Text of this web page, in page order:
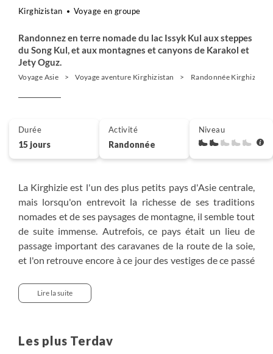
Kirghizistan Voyage en groupe
Randonnez en terre nomade du lac Issyk Kul aux steppes
du Song Kul, et aux montagnes et canyons de Karakol et
Jety Oguz.
Voyage Asie Voyage aventure Kirghizistan Randonnée Kirghizistan
La Kirghizie est l'un des plus petits pays d'Asie centrale,
mais lorsqu'on entrevoit la richesse de ses traditions
nomades et de ses paysages de montagne, il semble tout
de suite immense. Autrefois, ce pays était un lieu de
passage important des caravanes de la route de la soie,
et l'on retrouve encore à ce jour des vestiges de ce passé
Ce voyage propose une itinérance pour découvrir la
diversité des paysages kirghizes, dans des milieu naturels
nomades et leurs troupeaux, qui viennent y chercher les
excellents pâturages d'été ; nous y ferons notre premier
Lire la suite
Les plus Terdav
Durée
15 jours
Activité
Randonnée
Niveau